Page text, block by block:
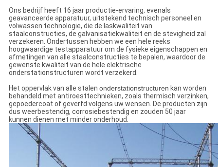
Ons bedrijf heeft 16 jaar productie-ervaring, evenals
geavanceerde apparatuur, uitstekend technisch personeel en
volwassen technologie, die de laskwaliteit van
staalconstructies, de galvanisatiekwaliteit en de stevigheid zal
verzekeren. Ondertussen hebben we een hele reeks
hoogwaardige testapparatuur om de fysieke eigenschappen en
afmetingen van alle staalconstructies te bepalen, waardoor de
gewenste kwaliteit van de hele elektrische
onderstationstructuren wordt verzekerd.
Het oppervlak van alle stalen onderstationstructuren kan worden
behandeld met antiroesttechnieken, zoals thermisch verzinken,
gepoedercoat of geverfd volgens uw wensen. De producten zijn
dus weerbestendig, corrosiebestendig en zouden 50 jaar
kunnen dienen met minder onderhoud.